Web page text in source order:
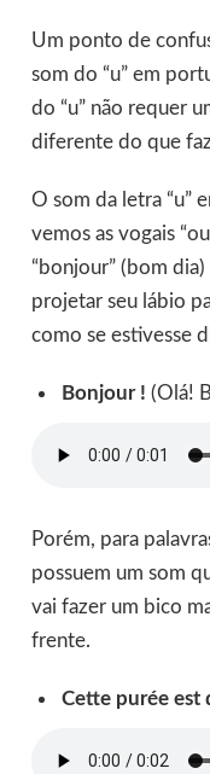
Um ponto de
som do “u” em
do “u” não requer
diferente do que
O som da letra “u”
vemos as vogais
“bonjour” (bom
projetar seu lábio
como se estivesse
Bonjour ! (Olá!
Porém, para
possuem um som
vai fazer um bico
frente.
Cette purée est